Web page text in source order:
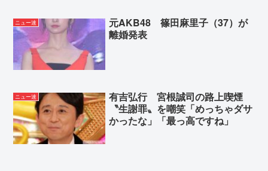
ニュー速
元AKB48 篠田麻里子（37）が
離婚発表
ニュー速
有吉弘行 宮根誠司の路上喫煙
〝生謝罪〟を嘲笑「めっちゃダサ
かったな」「最っ高ですね」